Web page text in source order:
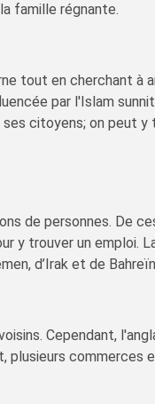
famille régnante.
tout en cherchant à
par l'Islam
citoyens; on peut y
de personnes. De
y trouver un emploi.
d’Irak et de
Cependant,
plusieurs commerces